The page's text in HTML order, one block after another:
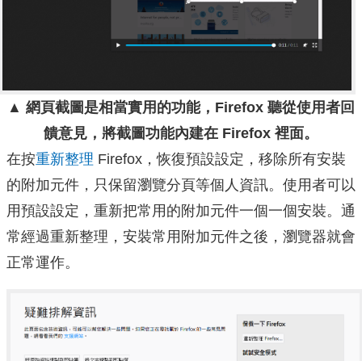
▲ 網頁截圖是相當實用的功能，Firefox 聽從使用者回
饋意見，將截圖功能內建在 Firefox 裡面。
在按重新整理 Firefox，恢復預設設定，移除所有安裝
的附加元件，只保留瀏覽分頁等個人資訊。使用者可以
用預設設定，重新把常用的附加元件一個一個安裝。通
常經過重新整理，安裝常用附加元件之後，瀏覽器就會
正常運作。